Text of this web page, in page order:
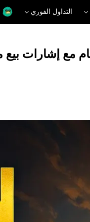
التداول الفوري